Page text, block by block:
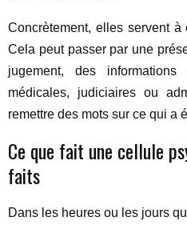
Concrètement, elles servent à
Cela peut passer par une
jugement, des
médicales, judiciaires ou
remettre des mots sur ce qui a
Ce que fait une cellule
faits
Dans les heures ou les jours